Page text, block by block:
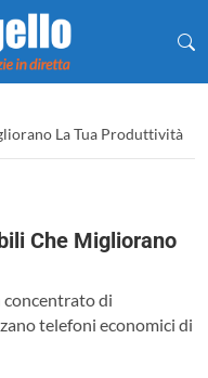
La Tua Produttività
Che Migliorano
concentrato di
telefoni economici di